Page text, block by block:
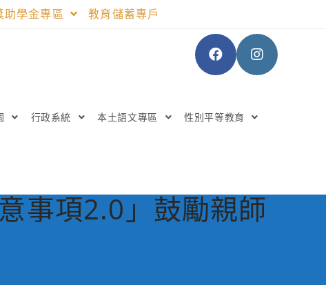
助學金專區 教育儲蓄專戶
行政系統 本土語文專區 性別平等教育
事項2.0」鼓勵親師